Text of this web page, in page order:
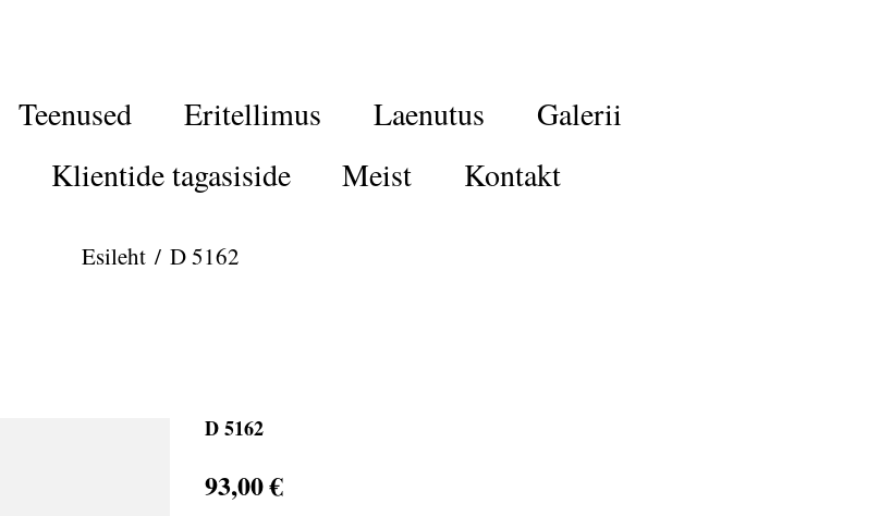
Teenused Eritellimus Laenutus
Galerii
Klientide tagasiside Meist Kontakt
Esileht / D 5162
D 5162
93,00 €